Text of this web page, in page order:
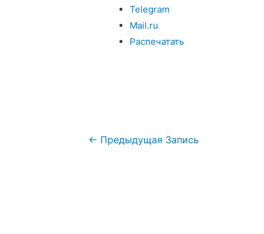
Telegram
Mail.ru
Распечатать
← Предыдущая Запись